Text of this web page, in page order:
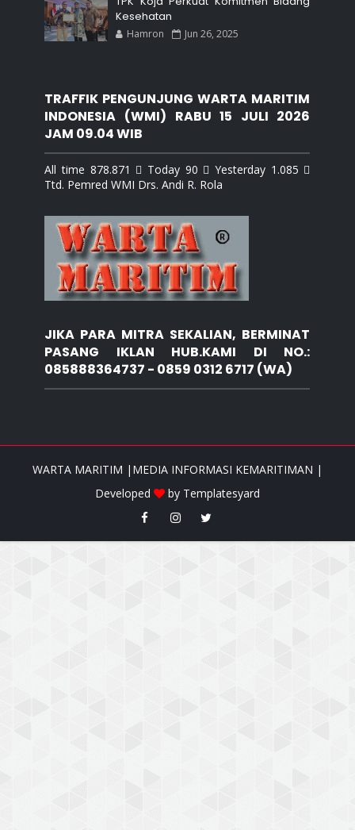
Kesehatan
Hamron Jun 26, 2025
TRAFFIK PENGUNJUNG WARTA MARITIM
INDONESIA (WMI) RABU 15 JULI 2026
JAM 09.04 WIB
All time 878.871  Today 90  Yesterday 1.085 
Ttd. Pemred WMI Drs. Andi R. Rola
JIKA PARA MITRA SEKALIAN, BERMINAT
PASANG IKLAN HUB.KAMI DI NO.:
085888364737 - 0859 0312 6717 (WA)
WARTA MARITIM |MEDIA INFORMASI KEMARITIMAN |
Developed
by Templatesyard